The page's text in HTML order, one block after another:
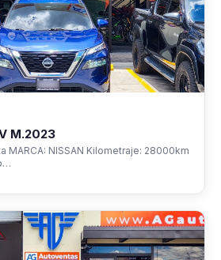
M.2023
MARCA: NISSAN Kilometraje: 28000km